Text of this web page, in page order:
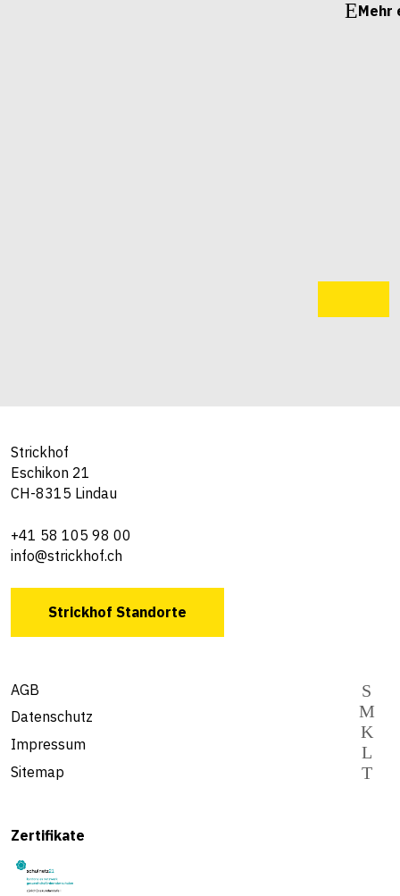
Mehr
Strickhof
Eschikon 21
CH-8315 Lindau
+41 58 105 98 00
info@strickhof.ch
Strickhof Standorte
AGB
Datenschutz
Impressum
Sitemap
Zertifikate